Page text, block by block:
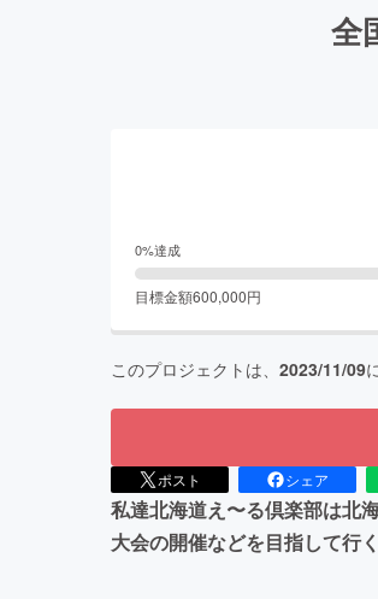
全
0%達成
目標金額600,000円
このプロジェクトは、 2023/11/09
ポスト シェア
私達北海道え〜る倶楽部は北
大会の開催などを目指して行